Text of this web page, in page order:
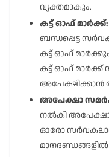
വ്യക്തമാകും.
കട്ട് ഓഫ് മാർക്ക്:
ബന്ധപ്പെട്ട
കട്ട് ഓഫ്
കട്ട് ഓഫ് മാർക്ക്
അപേക്ഷാ
നൽകി
ഓരോ